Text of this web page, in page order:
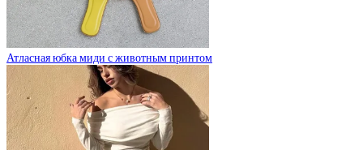
Атласная юбка миди с животным принтом